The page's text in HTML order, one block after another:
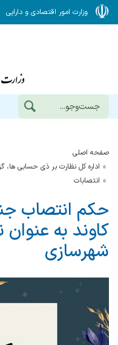
وزارت امور اقتصادی و دارایی
صفحه اصلی
اداره کل نظارت بر ذی حسابی
انتصابات
حکم انتصاب
کاوند به عنوان
شهرسازی